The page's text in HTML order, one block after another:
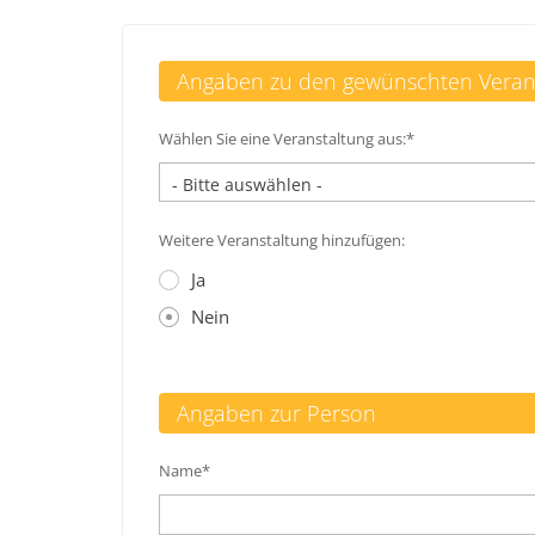
Angaben zu den gewünschten
Wählen Sie eine Veranstaltung aus:*
Weitere Veranstaltung hinzufügen:
Ja
Nein
Angaben zur Person
Name*